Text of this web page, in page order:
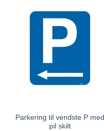
Parkering til vendste P med
pil skilt